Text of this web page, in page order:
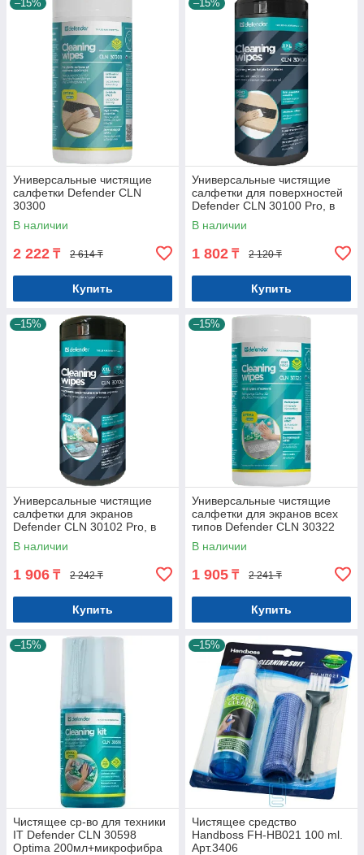
–15%
Универсальные чистящие
салфетки Defender CLN
30300
В наличии
2 222 ₸ 2 614 ₸
Купить
–15%
Универсальные чистящие
салфетки для поверхностей
Defender CLN 30100 Pro, в
тубе 110шт
В наличии
1 802 ₸ 2 120 ₸
Купить
–15%
Универсальные чистящие
салфетки для экранов
Defender CLN 30102 Pro, в
тубе 100шт
В наличии
1 906 ₸ 2 242 ₸
Купить
–15%
Универсальные чистящие
салфетки для экранов всех
типов Defender CLN 30322
В наличии
1 905 ₸ 2 241 ₸
Купить
–15%
Чистящее ср-во для техники
IT Defender CLN 30598
Optima 200мл+микрофибра
–15%
Чистящее средство
Handboss FH-HB021 100 ml.
Арт.3406